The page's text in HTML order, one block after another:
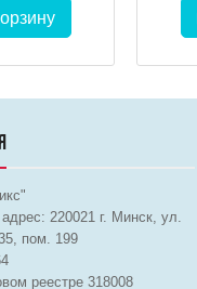
адрес:220021 г. Минск, ул.
пом. 199
реестре 318008